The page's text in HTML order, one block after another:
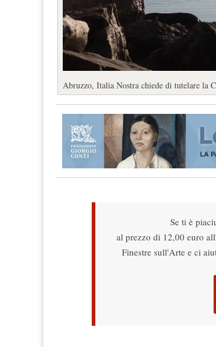
Abruzzo, Italia Nostra chiede di tutelare la
Se ti è
al prezzo di 12,00 euro
Finestre sull'Arte e ci